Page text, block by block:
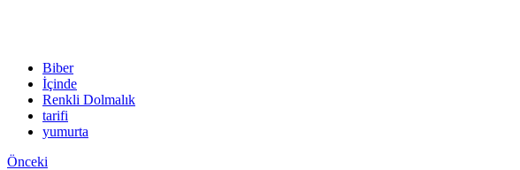
Biber
İçinde
Renkli Dolmalık
tarifi
yumurta
Önceki